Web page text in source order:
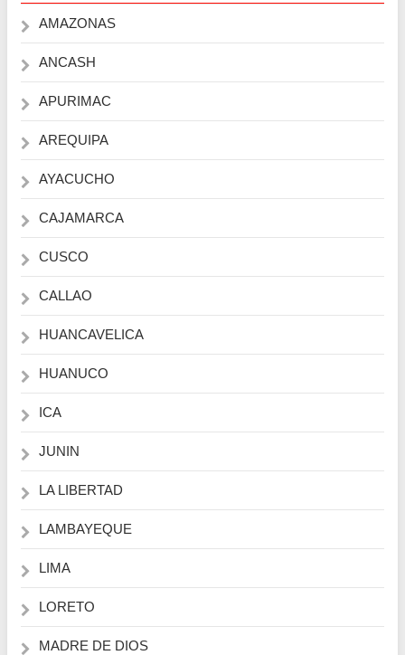
AMAZONAS
ANCASH
APURIMAC
AREQUIPA
AYACUCHO
CAJAMARCA
CUSCO
CALLAO
HUANCAVELICA
HUANUCO
ICA
JUNIN
LA LIBERTAD
LAMBAYEQUE
LIMA
LORETO
MADRE DE DIOS